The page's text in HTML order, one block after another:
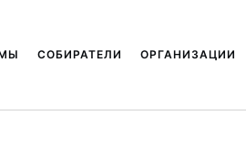
СОБИРАТЕЛИ ОРГАНИЗАЦИИ